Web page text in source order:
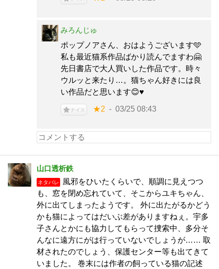
みろんじゅ
ポップノアさん、おはようございます🩵
私も最近猫系作品ばかり読んでますわ🤗
先日書店で大人買いした作品です。時々
ウルッと来たり…。猫ちゃん好きには良
い作品だと思います😊♥
ナイス ★2 03/25 08:43
山口透析鉄
ネタバレ
風邪をひいたくらいで、順調に見えつつ
も、窓を閉め忘れていて、そこからユキちゃん、
外に出てしまったようです。 外に出たがるかどう
かも猫によってはだいぶ差がありますねぇ。宇多
子さんとかにも協力してもらって捜索中、多分そ
んなに遠方にがは行っていないでしょうが…… 取
材されたのでしょう、保護センター等も出てきて
いました。 巻末には作者の飼っている猫の記述